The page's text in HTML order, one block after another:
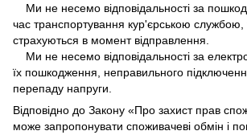
Ми не несемо відповідальності за
час транспортування кур'єрською службою,
страхуються в момент відправлення.
Ми не несемо відповідальності за
їх пошкодження, неправильного
перепаду напруги.
Відповідно до Закону «Про захист прав
може запропонувати споживачеві обмін і